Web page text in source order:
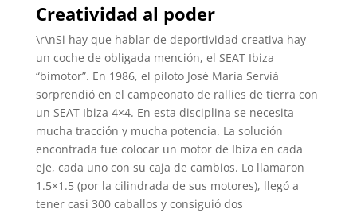
Creatividad al poder
\r\nSi hay que hablar de deportividad creativa hay
un coche de obligada mención, el SEAT Ibiza
“bimotor”. En 1986, el piloto José María Serviá
sorprendió en el campeonato de rallies de tierra con
un SEAT Ibiza 4×4. En esta disciplina se necesita
mucha tracción y mucha potencia. La solución
encontrada fue colocar un motor de Ibiza en cada
eje, cada uno con su caja de cambios. Lo llamaron
1.5×1.5 (por la cilindrada de sus motores), llegó a
tener casi 300 caballos y consiguió dos